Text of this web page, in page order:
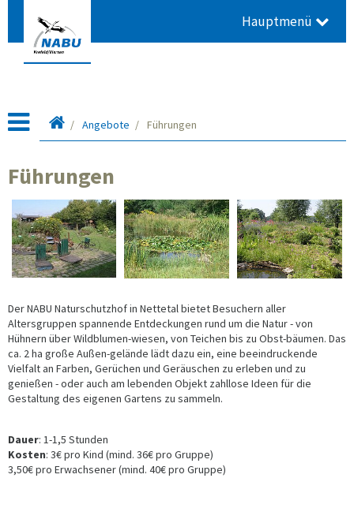
Hauptmenü
Startseite
Angebote Führungen
Führungen
Der NABU Naturschutzhof in Nettetal bietet Besuchern aller
Altersgruppen spannende Entdeckungen rund um die Natur - von
Hühnern über Wildblumen-wiesen, von Teichen bis zu Obst-bäumen. Das
ca. 2 ha große Außen-gelände lädt dazu ein, eine beeindruckende
Vielfalt an Farben, Gerüchen und Geräuschen zu erleben und zu
genießen - oder auch am lebenden Objekt zahllose Ideen für die
Gestaltung des eigenen Gartens zu sammeln.
Dauer: 1-1,5 Stunden
Kosten: 3€ pro Kind (mind. 36€ pro Gruppe)
3,50€ pro Erwachsener (mind. 40€ pro Gruppe)